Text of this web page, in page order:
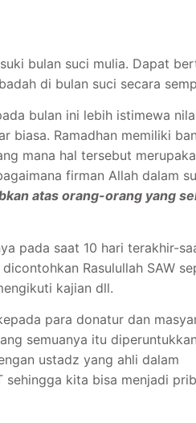
bulan suci mulia. Dapat
di bulan suci secara
bulan ini lebih istimewa
biasa. Ramadhan memiliki
mana hal tersebut
firman Allah dalam
atas orang-orang yang
pada saat 10 hari terakhir-
Rasulullah SAW
kajian dll.
para donatur dan
semuanya itu
ustadz yang ahli dalam
sehingga kita bisa menjadi